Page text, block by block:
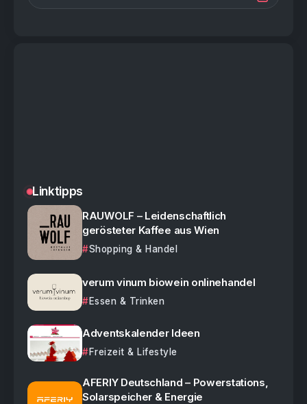
Linktipps
RAUWOLF – Leidenschaftlich
gerösteter Kaffee aus Wien
Shopping & Handel
verum vinum biowein onlinehandel
Essen & Trinken
Adventskalender Ideen
Freizeit & Lifestyle
AFERIY Deutschland – Powerstations,
Solarspeicher & Energie